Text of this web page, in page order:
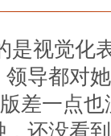
是视觉化
导都对
差一点